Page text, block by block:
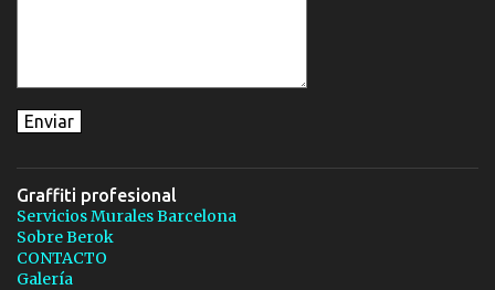
Graffiti profesional
Servicios Murales Barcelona
Sobre Berok
CONTACTO
Galería